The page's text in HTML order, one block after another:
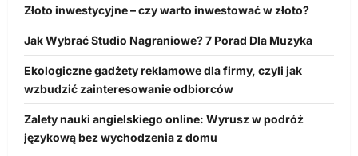
Złoto inwestycyjne – czy warto inwestować w złoto?
Jak Wybrać Studio Nagraniowe? 7 Porad Dla Muzyka
Ekologiczne gadżety reklamowe dla firmy, czyli jak
wzbudzić zainteresowanie odbiorców
Zalety nauki angielskiego online: Wyrusz w podróż
językową bez wychodzenia z domu